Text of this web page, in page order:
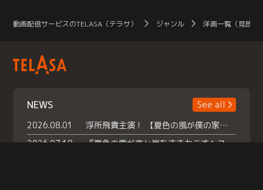
動画配信サービスのTELASA（テラサ） ジャンル 洋画一覧（見放題
NEWS
See all
2026.08.01
浮所飛貴主演！ 【夏色の風が僕の家にやってきた】 本日よりテラサで独占配信スタート！
2026.07.18
『夏色の雲が恋と嵐をまきおこす』スペシャルメイキング 【Part1】2026年７月18日（土）23時30分～配信スタート！話題のシーンの裏側を大公開！豪華キャスト大集合！ 『武宮家 真夏の家族会議』開催！